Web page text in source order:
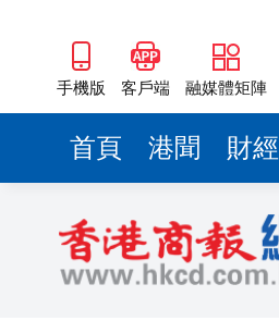
手機版 客戶端 融媒體矩陣
首頁 港聞 財經